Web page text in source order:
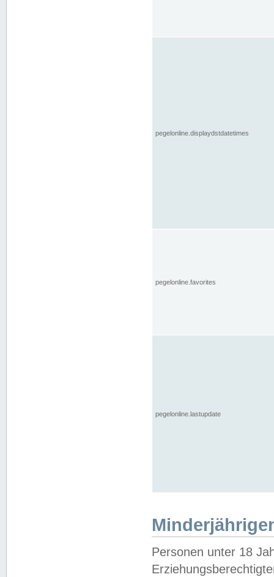
pegelonline.displaydstdatetimes
pegelonline.favorites
pegelonline.lastupdate
Personen unter 18